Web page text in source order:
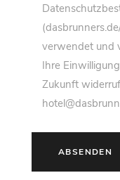
verwendet und
Ihre
Zukunft